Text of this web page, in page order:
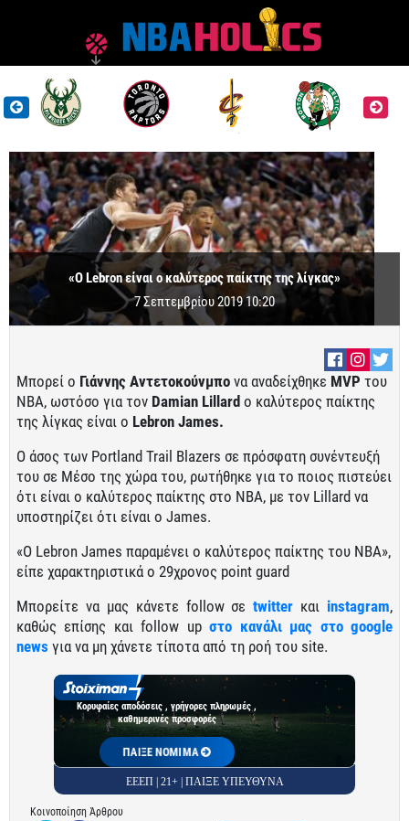
«Ο Lebron είναι ο καλύτερος παίκτης της λίγκας»
7 Σεπτεμβρίου 2019 10:20
Μπορεί ο Γιάννης Αντετοκούνμπο να αναδείχθηκε MVP του
ΝΒΑ, ωστόσο για τον Damian Lillard ο καλύτερος παίκτης
της λίγκας είναι ο Lebron James.
Ο άσος των Portland Trail Blazers σε πρόσφατη συνέντευξή
του σε Μέσο της χώρα του, ρωτήθηκε για το ποιος πιστεύει
ότι είναι ο καλύτερος παίκτης στο ΝΒΑ, με τον Lillard να
υποστηρίζει ότι είναι ο James.
«Ο Lebron James παραμένει ο καλύτερος παίκτης του ΝΒΑ»,
είπε χαρακτηριστικά ο 29χρονος point guard
Μπορείτε να μας κάνετε follow σεtwitter και instagram,
καθώς επίσης και follow upστο κανάλι μας στο google
news για να μη χάνετε τίποτα από τη ροή του site.
Κορυφαίες αποδόσεις , γρήγορες πληρωμές ,
καθημερινές προσφορές
ΠΑΙΞΕ ΝΟΜΙΜΑ
ΕΕΕΠ | 21+ | ΠΑΙΞΕ ΥΠΕΥΘΥΝΑ
Κοινοποίηση Άρθρου